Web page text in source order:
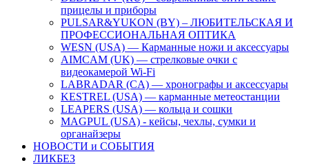
прицелы и приборы
PULSAR&YUKON (BY) – ЛЮБИТЕЛЬСКАЯ И
ПРОФЕССИОНАЛЬНАЯ ОПТИКА
WESN (USA) — Карманные ножи и аксессуары
AIMCAM (UK) — стрелковые очки с
видеокамерой Wi-Fi
LABRADAR (CA) — хронографы и аксессуары
KESTREL (USA) — карманные метеостанции
LEAPERS (USA) — кольца и сошки
MAGPUL (USA) - кейсы, чехлы, сумки и
органайзеры
НОВОСТИ и СОБЫТИЯ
ЛИКБЕЗ